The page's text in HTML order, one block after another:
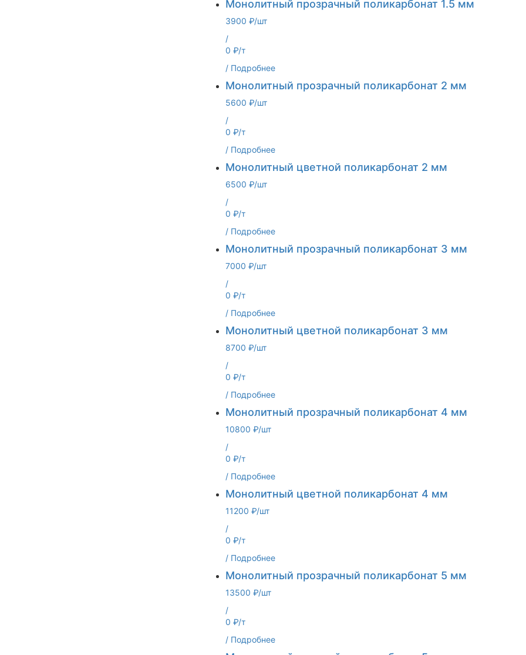
Монолитный прозрачный поликарбонат 1.5 мм
3900 ₽/шт
/
0 ₽/т
/ Подробнее
Монолитный прозрачный поликарбонат 2 мм
5600 ₽/шт
/
0 ₽/т
/ Подробнее
Монолитный цветной поликарбонат 2 мм
6500 ₽/шт
/
0 ₽/т
/ Подробнее
Монолитный прозрачный поликарбонат 3 мм
7000 ₽/шт
/
0 ₽/т
/ Подробнее
Монолитный цветной поликарбонат 3 мм
8700 ₽/шт
/
0 ₽/т
/ Подробнее
Монолитный прозрачный поликарбонат 4 мм
10800 ₽/шт
/
0 ₽/т
/ Подробнее
Монолитный цветной поликарбонат 4 мм
11200 ₽/шт
/
0 ₽/т
/ Подробнее
Монолитный прозрачный поликарбонат 5 мм
13500 ₽/шт
/
0 ₽/т
/ Подробнее